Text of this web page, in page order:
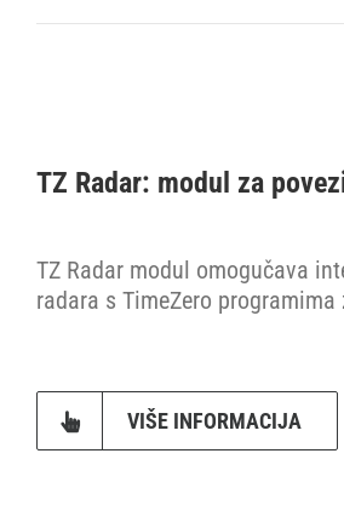
TZ Radar: modul za
TZ Radar modul omogučava
radara s TimeZero
VIŠE INFORMACIJA